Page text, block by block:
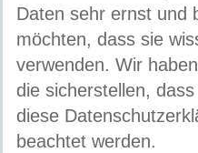
Daten sehr ernst und
möchten, dass sie
verwenden. Wir
die sicherstellen,
diese
beachtet werden.